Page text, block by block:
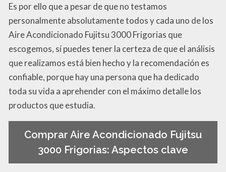
Es por ello que a pesar de que no testamos
personalmente absolutamente todos y cada uno de los
Aire Acondicionado Fujitsu 3000 Frigorias que
escogemos, sí puedes tener la certeza de que el análisis
que realizamos está bien hecho y la recomendación es
confiable, porque hay una persona que ha dedicado
toda su vida a aprehender con el máximo detalle los
productos que estudia.
Comprar Aire Acondicionado Fujitsu
3000 Frigorias: Aspectos clave